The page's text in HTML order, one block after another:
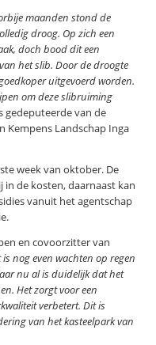
maanden stond de
droog. Op zich een
doch bood dit een
het slib. Door de droogte
uitgevoerd worden.
om deze slibruiming
gedeputeerde van de
Kempens Landschap Inga
week van oktober. De
in de kosten, daarnaast kan
vanuit het agentschap
en covoorzitter van
is nog even wachten op regen
nu al is duidelijk dat het
Het zorgt voor een
verbetert. Dit is
van het kasteelpark van